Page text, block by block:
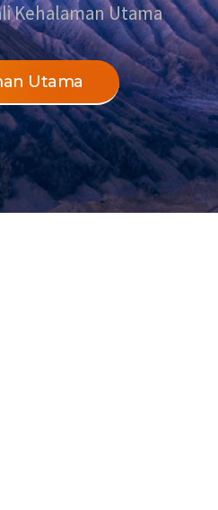
Kehalaman Utama
Utama